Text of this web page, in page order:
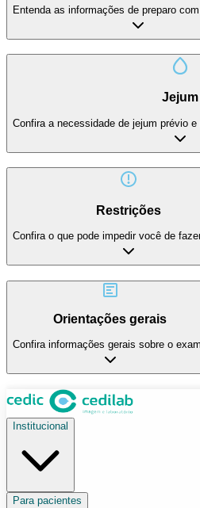
Entenda as informações de preparo
Jejum
Confira a necessidade de jejum prévio
Restrições
Confira o que pode impedir você de
Orientações gerais
Confira informações gerais sobre o
Institucional
Para pacientes